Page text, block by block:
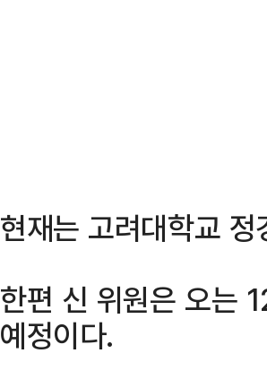
현재는 고려대학교
한편 신 위원은 오는
예정이다.